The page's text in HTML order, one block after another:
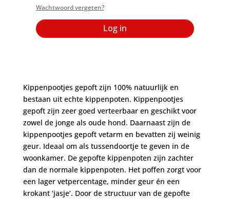
Wachtwoord vergeten?
Log in
Kippenpootjes gepoft zijn 100% natuurlijk en
bestaan uit echte kippenpoten. Kippenpootjes
gepoft zijn zeer goed verteerbaar en geschikt voor
zowel de jonge als oude hond. Daarnaast zijn de
kippenpootjes gepoft vetarm en bevatten zij weinig
geur. Ideaal om als tussendoortje te geven in de
woonkamer. De gepofte kippenpoten zijn zachter
dan de normale kippenpoten. Het poffen zorgt voor
een lager vetpercentage, minder geur én een
krokant ‘jasje’. Door de structuur van de gepofte